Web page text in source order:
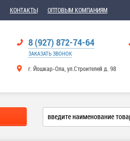
КОНТАКТЫ ОПТОВЫМ КОМПАНИЯМ
8 (927) 872-74-64
ЗАКАЗАТЬ ЗВОНОК
г. Йошкар-Ола, ул.Строителей д. 98